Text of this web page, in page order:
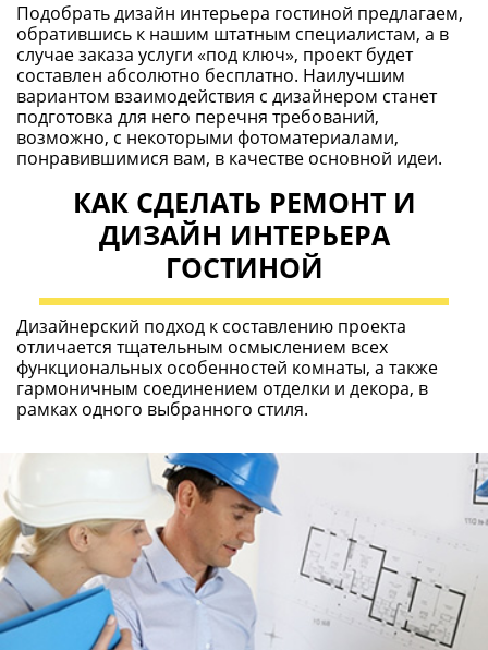
Подобрать дизайн интерьера гостиной предлагаем,
обратившись к нашим штатным специалистам, а в
случае заказа услуги «под ключ», проект будет
составлен абсолютно бесплатно. Наилучшим
вариантом взаимодействия с дизайнером станет
подготовка для него перечня требований,
возможно, с некоторыми фотоматериалами,
понравившимися вам, в качестве основной идеи.
КАК СДЕЛАТЬ РЕМОНТ И
ДИЗАЙН ИНТЕРЬЕРА
ГОСТИНОЙ
Дизайнерский подход к составлению проекта
отличается тщательным осмыслением всех
функциональных особенностей комнаты, а также
гармоничным соединением отделки и декора, в
рамках одного выбранного стиля.